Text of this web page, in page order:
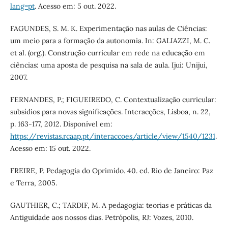
lang=pt. Acesso em: 5 out. 2022.
FAGUNDES, S. M. K. Experimentação nas aulas de Ciências:
um meio para a formação da autonomia. In: GALIAZZI, M. C.
et al. (org.). Construção curricular em rede na educação em
ciências: uma aposta de pesquisa na sala de aula. Ijui: Unijui,
2007.
FERNANDES, P.; FIGUEIREDO, C. Contextualização curricular:
subsídios para novas significações. Interacções, Lisboa, n. 22,
p. 163-177, 2012. Disponível em:
https://revistas.rcaap.pt/interaccoes/article/view/1540/1231.
Acesso em: 15 out. 2022.
FREIRE, P. Pedagogia do Oprimido. 40. ed. Rio de Janeiro: Paz
e Terra, 2005.
GAUTHIER, C.; TARDIF, M. A pedagogia: teorias e práticas da
Antiguidade aos nossos dias. Petrópolis, RJ: Vozes, 2010.